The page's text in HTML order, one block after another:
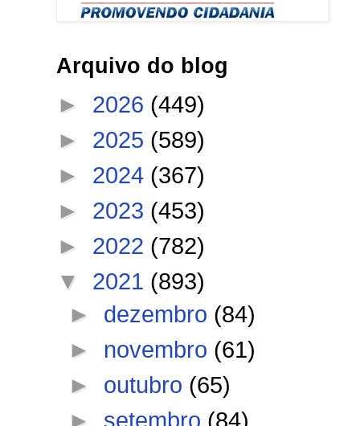
Arquivo do blog
► 2026 (449)
► 2025 (589)
► 2024 (367)
► 2023 (453)
► 2022 (782)
▼ 2021 (893)
► dezembro (84)
► novembro (61)
► outubro (65)
► setembro (84)